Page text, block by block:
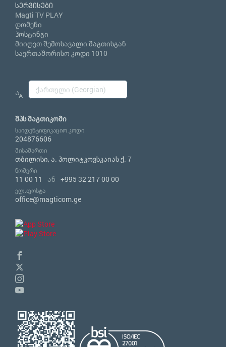
სერვისები
Magti TV PLAY
დომენი
ჰოსტინგი
მიიღეთ შემოსავალი მაგთისგან
საერთაშორისო კოდი 1010
შპს მაგთიკომი
საიდენტიფიკაციო კოდი
204876606
მისამართი
თბილისი, ა. პოლიტკოვსკაიას ქ. 7
ნომერი
11 00 11 ან +995 32 217 00 00
ელ.ფოსტა
office@magticom.ge